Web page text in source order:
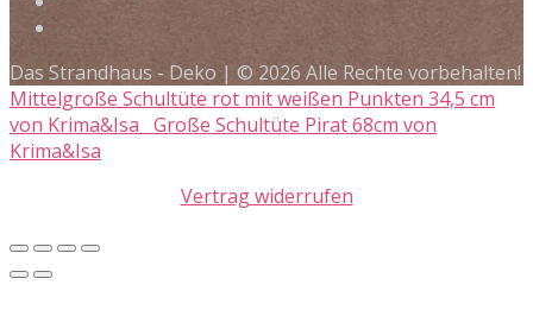
Das Strandhaus - Deko | © 2026 Alle Rechte vorbehalten!
Mittelgroße Schultüte rot mit weißen Punkten 34,5 cm
von Krima&Isa Große Schultüte Pirat 68cm von
Krima&Isa
Vertrag widerrufen